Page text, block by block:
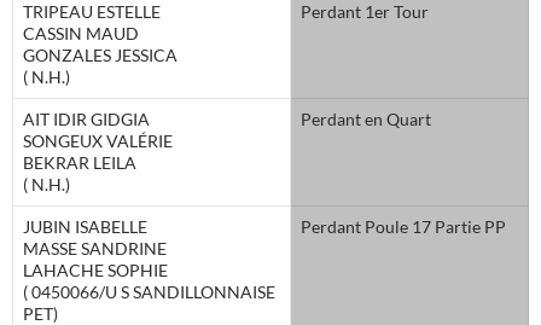
TRIPEAU ESTELLE
CASSIN MAUD
GONZALES JESSICA
( N.H.)
Perdant 1er Tour
AIT IDIR GIDGIA
SONGEUX VALÉRIE
BEKRAR LEILA
( N.H.)
Perdant en Quart
JUBIN ISABELLE
MASSE SANDRINE
LAHACHE SOPHIE
( 0450066/U S SANDILLONNAISE
PET)
Perdant Poule 17 Partie PP